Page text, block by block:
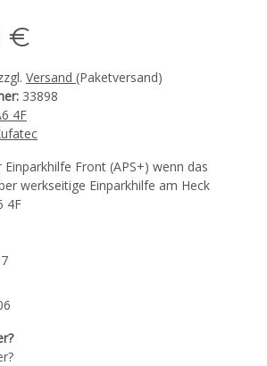
€
Versand (Paketversand)
33898
4F
Front (APS+) wenn das
werkseitige Einparkhilfe am Heck
4F